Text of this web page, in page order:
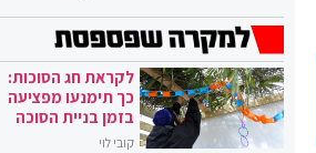
לקראת חג הסוכות:
כך תימנעו מפציעה
בזמן בניית הסוכה
קובי לוי